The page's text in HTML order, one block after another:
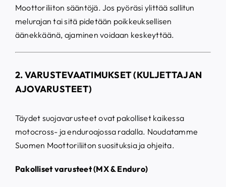
Moottoriliiton sääntöjä. Jos pyöräsi ylittää sallitun
melurajan tai sitä pidetään poikkeuksellisen
äänekkäänä, ajaminen voidaan keskeyttää.
2. VARUSTEVAATIMUKSET (KULJETTAJAN
AJOVARUSTEET)
Täydet suojavarusteet ovat pakolliset kaikessa
motocross- ja enduroajossa radalla. Noudatamme
Suomen Moottoriliiton suosituksia ja ohjeita.
Pakolliset varusteet (MX & Enduro)